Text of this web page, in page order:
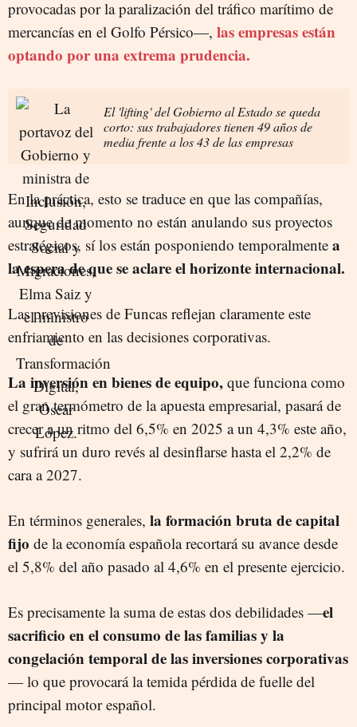
provocadas por la paralización del tráfico marítimo de
mercancías en el Golfo Pérsico—, las empresas están
optando por una extrema prudencia.
El 'lifting' del Gobierno al Estado se queda
corto: sus trabajadores tienen 49 años de
media frente a los 43 de las empresas
En la práctica, esto se traduce en que las compañías,
aunque de momento no están anulando sus proyectos
estratégicos, sí los están posponiendo temporalmente a
la espera de que se aclare el horizonte internacional.
Las previsiones de Funcas reflejan claramente este
enfriamiento en las decisiones corporativas.
La inversión en bienes de equipo, que funciona como
el gran termómetro de la apuesta empresarial, pasará de
crecer a un ritmo del 6,5% en 2025 a un 4,3% este año,
y sufrirá un duro revés al desinflarse hasta el 2,2% de
cara a 2027.
En términos generales, la formación bruta de capital
fijo de la economía española recortará su avance desde
el 5,8% del año pasado al 4,6% en el presente ejercicio.
Es precisamente la suma de estas dos debilidades —el
sacrificio en el consumo de las familias y la
congelación temporal de las inversiones corporativas
— lo que provocará la temida pérdida de fuelle del
principal motor español.